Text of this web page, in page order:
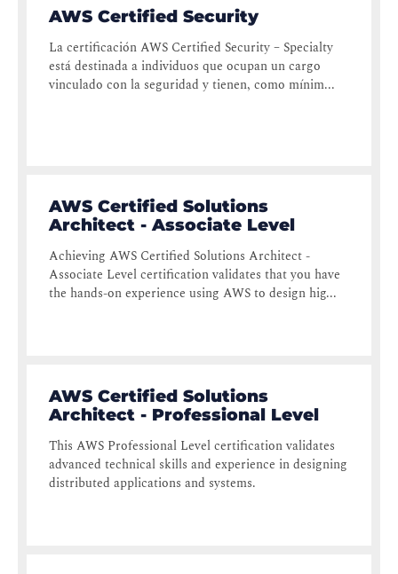
AWS Certified Security
La certificación AWS Certified Security – Specialty
está destinada a individuos que ocupan un cargo
vinculado con la seguridad y tienen, como mínim...
AWS Certified Solutions
Architect - Associate Level
Achieving AWS Certified Solutions Architect -
Associate Level certification validates that you have
the hands-on experience using AWS to design hig...
AWS Certified Solutions
Architect - Professional Level
This AWS Professional Level certification validates
advanced technical skills and experience in designing
distributed applications and systems.